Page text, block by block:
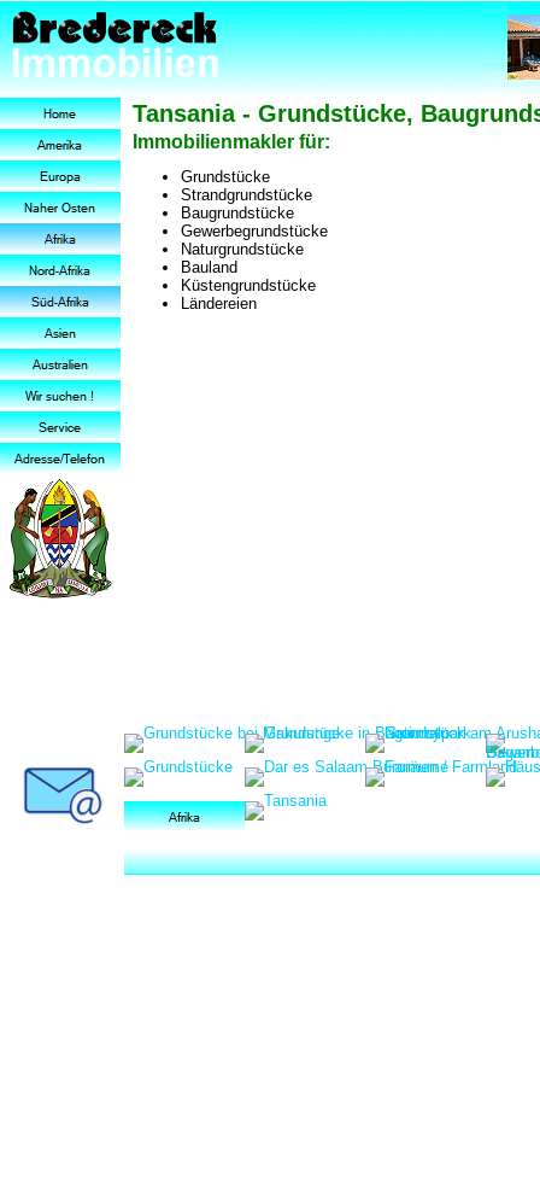
Tansania - Grundstücke,
Immobilienmakler für:
Grundstücke
Strandgrundstücke
Baugrundstücke
Gewerbegrundstücke
Naturgrundstücke
Bauland
Küstengrundstücke
Ländereien